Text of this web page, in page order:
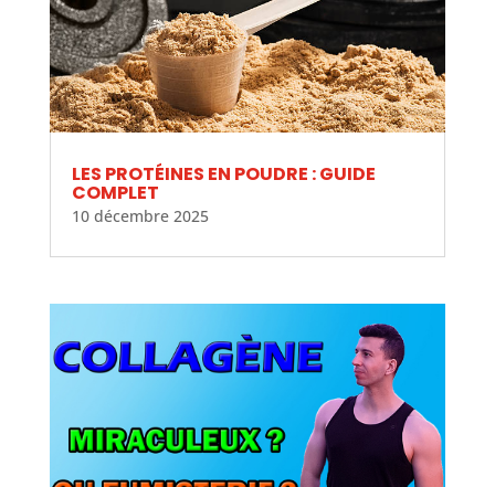
LES PROTÉINES EN POUDRE : GUIDE
COMPLET
10 décembre 2025